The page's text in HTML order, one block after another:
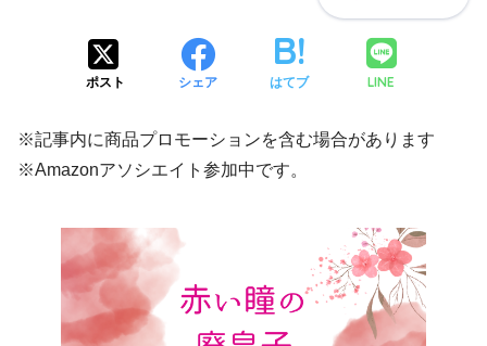
ポスト シェア はてブ LINE
※記事内に商品プロモーションを含む場合があります
※Amazonアソシエイト参加中です。